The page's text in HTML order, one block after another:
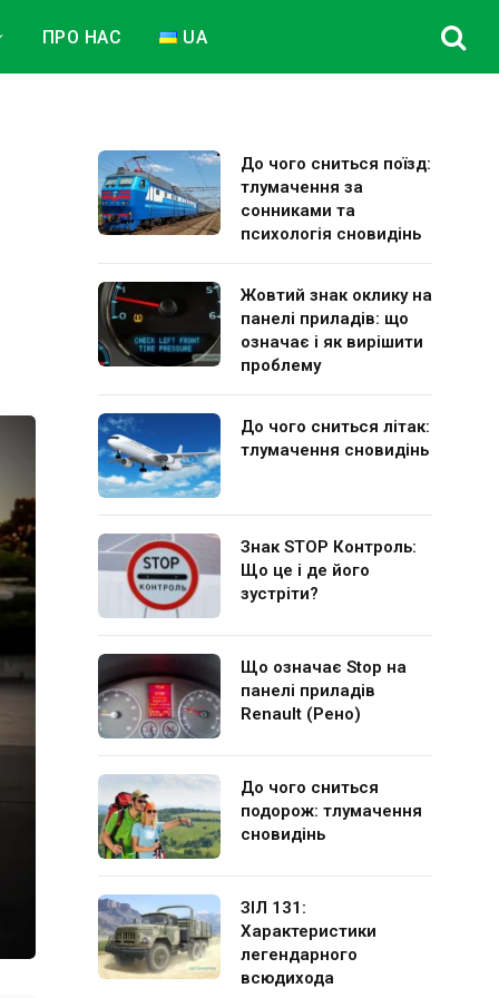
ПРО НАС UA
До чого сниться поїзд:
тлумачення за
сонниками та
психологія сновидінь
Жовтий знак оклику на
панелі приладів: що
означає і як вирішити
проблему
До чого сниться літак:
тлумачення сновидінь
Знак STOP Контроль:
Що це і де його
зустріти?
Що означає Stop на
панелі приладів
Renault (Рено)
До чого сниться
подорож: тлумачення
сновидінь
ЗІЛ 131:
Характеристики
легендарного
всюдихода